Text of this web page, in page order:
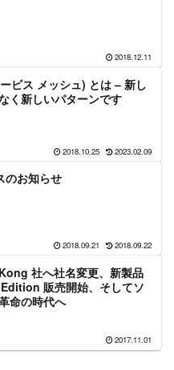
2018.12.11
ビス メッシュ) とは – 新し
く新しいパターンです
2018.10.25 2023.02.09
のお知らせ
2018.09.21 2018.09.22
社へ社名変更、新製品
販売開始、そしてソ
命の時代へ
2017.11.01